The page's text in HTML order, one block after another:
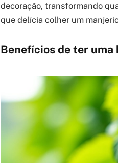
decoração, transformando
que delícia colher um
Benefícios de ter